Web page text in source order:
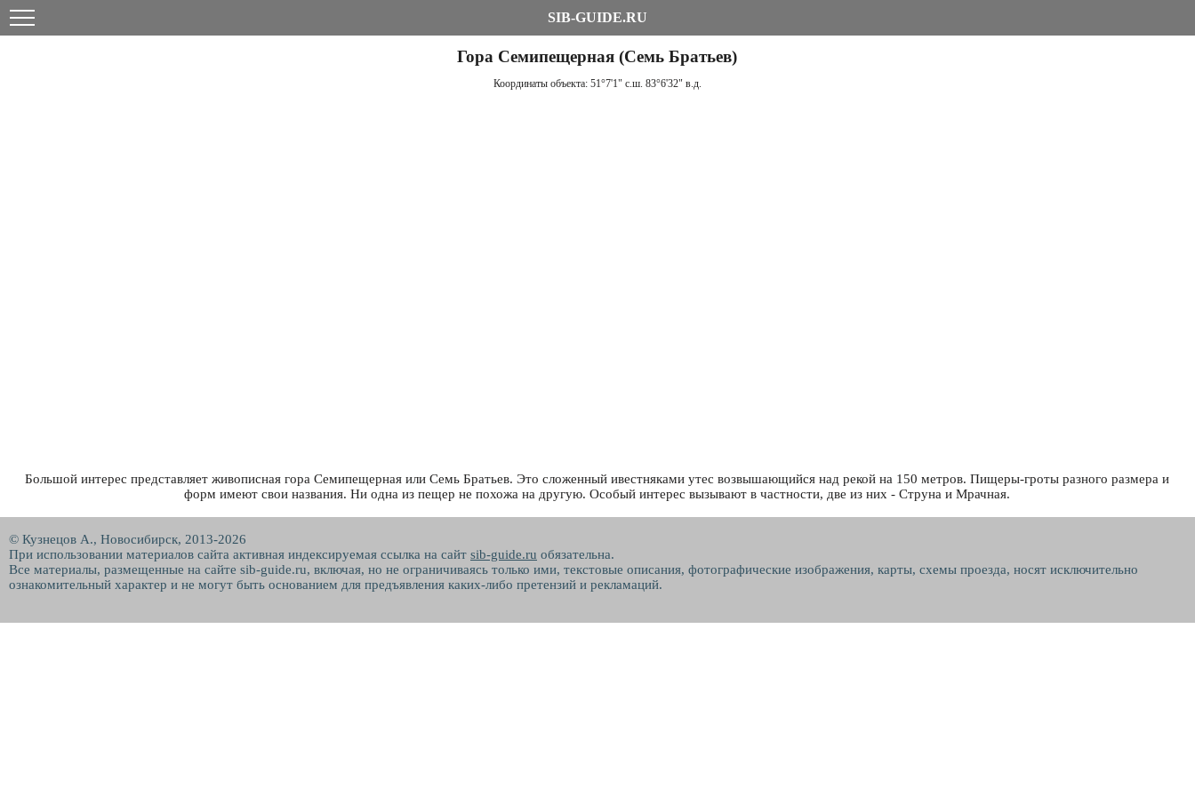
SIB-GUIDE.RU
Гора Семипещерная (Семь Братьев)
Координаты объекта: 51°7'1" с.ш. 83°6'32" в.д.
Большой интерес представляет живописная гора Семипещерная или Семь Братьев. Это сложенный ивестняками утес возвышающийся над рекой на 150 метров. Пищеры-гроты разного размера и
форм имеют свои названия. Ни одна из пещер не похожа на другую. Особый интерес вызывают в частности, две из них - Струна и Мрачная.
© Кузнецов А., Новосибирск, 2013-2026
При использовании материалов сайта активная индексируемая ссылка на сайт sib-guide.ru обязательна.
Все материалы, размещенные на сайте sib-guide.ru, включая, но не ограничиваясь только ими, текстовые описания, фотографические изображения, карты, схемы проезда, носят исключительно
ознакомительный характер и не могут быть основанием для предъявления каких-либо претензий и рекламаций.